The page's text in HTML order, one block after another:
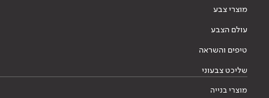
מוצרי צבע
עולם הצבע
טיפים והשראה
שליכט צבעוני
מוצרי בנייה